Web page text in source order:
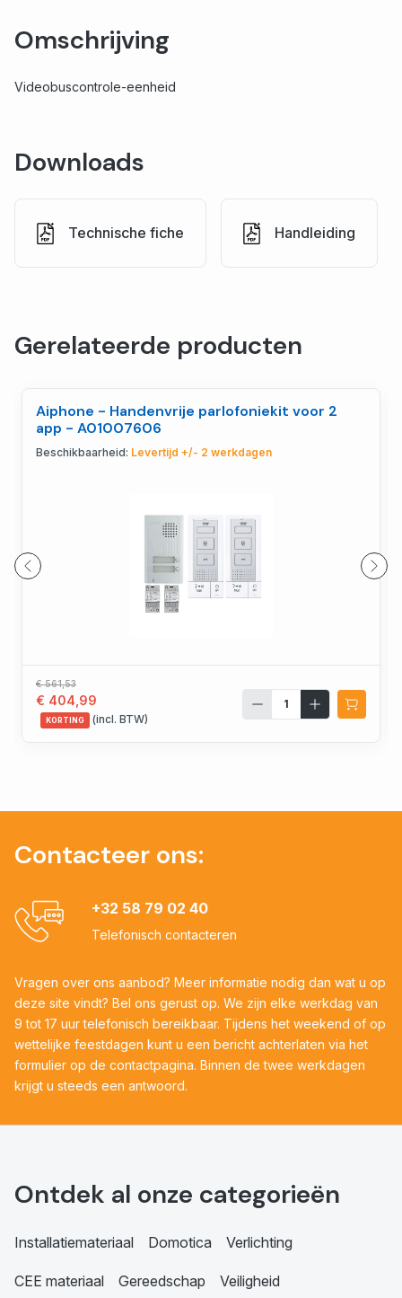
Omschrijving
Videobuscontrole-eenheid
Downloads
Technische fiche Handleiding
Gerelateerde producten
Aiphone - Handenvrije parlofoniekit voor 2
app - A01007606
Beschikbaarheid: Levertijd +/- 2 werkdagen
€ 561,53
€ 404,99
KORTING (incl. BTW)
Contacteer ons:
+32 58 79 02 40
Telefonisch contacteren
Vragen over ons aanbod? Meer informatie nodig dan wat u op
deze site vindt? Bel ons gerust op. We zijn elke werkdag van
9 tot 17 uur telefonisch bereikbaar. Tijdens het weekend of op
wettelijke feestdagen kunt u een bericht achterlaten via het
formulier op de contactpagina. Binnen de twee werkdagen
krijgt u steeds een antwoord.
Ontdek al onze categorieën
Installatiemateriaal Domotica Verlichting
CEE materiaal Gereedschap Veiligheid